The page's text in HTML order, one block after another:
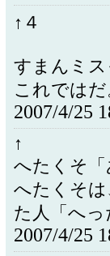
↑４
すまんミス
これではだ
2007/4/25
↑
へたくそ「
へたくそ
た人「へ
2007/4/25